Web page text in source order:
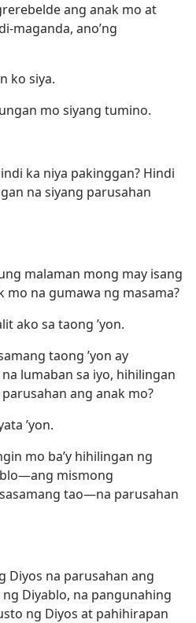
ang anak mo at
maganda, ano’ng
ko siya.
mo siyang tumino.
ka niya pakinggan? Hindi
na siyang parusahan
malaman mong may isang
na gumawa ng masama?
ako sa taong ’yon.
taong ’yon ay
lumaban sa iyo, hihilingan
parusahan ang anak mo?
’yon.
mo ba’y hihilingan ng
mismong
tao​—na parusahan
Diyos na parusahan ang
Diyablo, na pangunahing
ng Diyos at pahihirapan